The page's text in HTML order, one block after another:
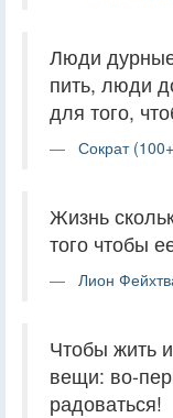
Люди дурные
пить, люди
для того,
Сократ
Жизнь
того чтобы
Лион
Чтобы жить
вещи: во-
радоваться!